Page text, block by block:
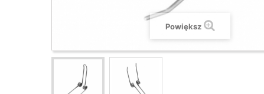
Powiększ